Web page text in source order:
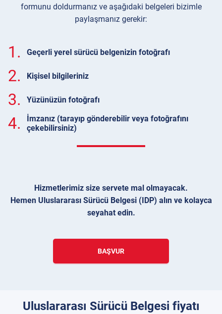
formunu doldurmanız ve aşağıdaki belgeleri bizimle
paylaşmanız gerekir:
1. Geçerli yerel sürücü belgenizin fotoğrafı
2. Kişisel bilgileriniz
3. Yüzünüzün fotoğrafı
4.
İmzanız (tarayıp gönderebilir veya fotoğrafını
çekebilirsiniz)
Hizmetlerimiz size servete mal olmayacak.
Hemen Uluslararası Sürücü Belgesi (IDP) alın ve kolayca
seyahat edin.
BAŞVUR
Uluslararası Sürücü Belgesi fiyatı